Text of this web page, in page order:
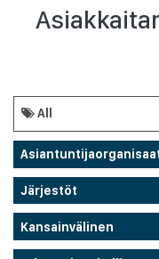
All
Järjestöt
Kansainvälinen